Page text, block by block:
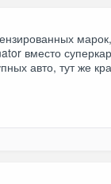
вместо
авто, тут же